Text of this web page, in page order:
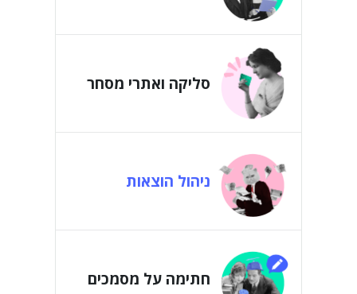
סליקה ואתרי מסחר
ניהול הוצאות
חתימה על מסמכים